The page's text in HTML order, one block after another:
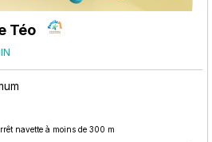
Téo
navette à moins de 300 m